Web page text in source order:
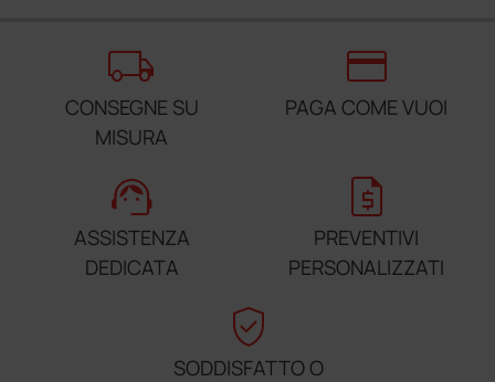
local_shipping
CONSEGNE SU
MISURA
credit_card
PAGA COME VUOI
support_agent
ASSISTENZA
DEDICATA
request_quote
PREVENTIVI
PERSONALIZZATI
verified_user
SODDISFATTO O